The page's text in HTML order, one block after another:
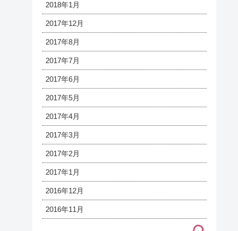
2018年1月
2017年12月
2017年8月
2017年7月
2017年6月
2017年5月
2017年4月
2017年3月
2017年2月
2017年1月
2016年12月
2016年11月